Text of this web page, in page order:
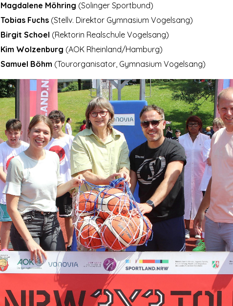
Magdalene Möhring (Solinger Sportbund)
Tobias Fuchs (Stellv. Direktor Gymnasium Vogelsang)
Birgit Schoel (Rektorin Realschule Vogelsang)
Kim Wolzenburg (AOK Rheinland/Hamburg)
Samuel Böhm (Tourorganisator, Gymnasium Vogelsang)